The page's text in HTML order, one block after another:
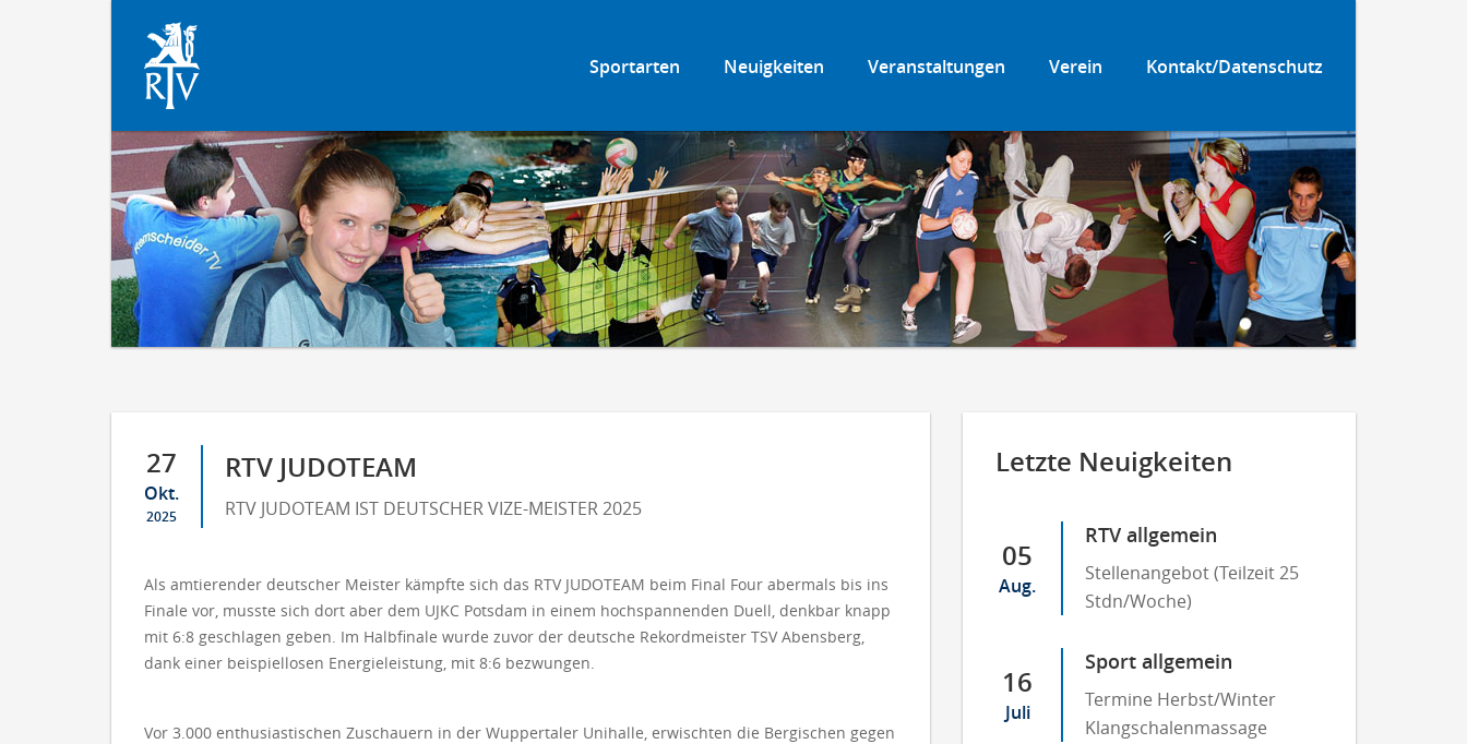
Kontakt/Datenschutz
Verein
Veranstaltungen
Neuigkeiten
Sportarten
27
Okt.
2025
RTV JUDOTEAM
RTV JUDOTEAM IST DEUTSCHER VIZE-MEISTER 2025
Als amtierender deutscher Meister kämpfte sich das RTV JUDOTEAM beim Final Four abermals bis ins
Finale vor, musste sich dort aber dem UJKC Potsdam in einem hochspannenden Duell, denkbar knapp
mit 6:8 geschlagen geben. Im Halbfinale wurde zuvor der deutsche Rekordmeister TSV Abensberg,
dank einer beispiellosen Energieleistung, mit 8:6 bezwungen.
Vor 3.000 enthusiastischen Zuschauern in der Wuppertaler Unihalle, erwischten die Bergischen gegen
Letzte Neuigkeiten
05
Aug.
RTV allgemein
Stellenangebot (Teilzeit 25
Stdn/Woche)
16
Juli
Sport allgemein
Termine Herbst/Winter
Klangschalenmassage